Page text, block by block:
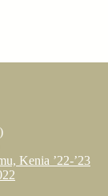
Kenia ’22-’23